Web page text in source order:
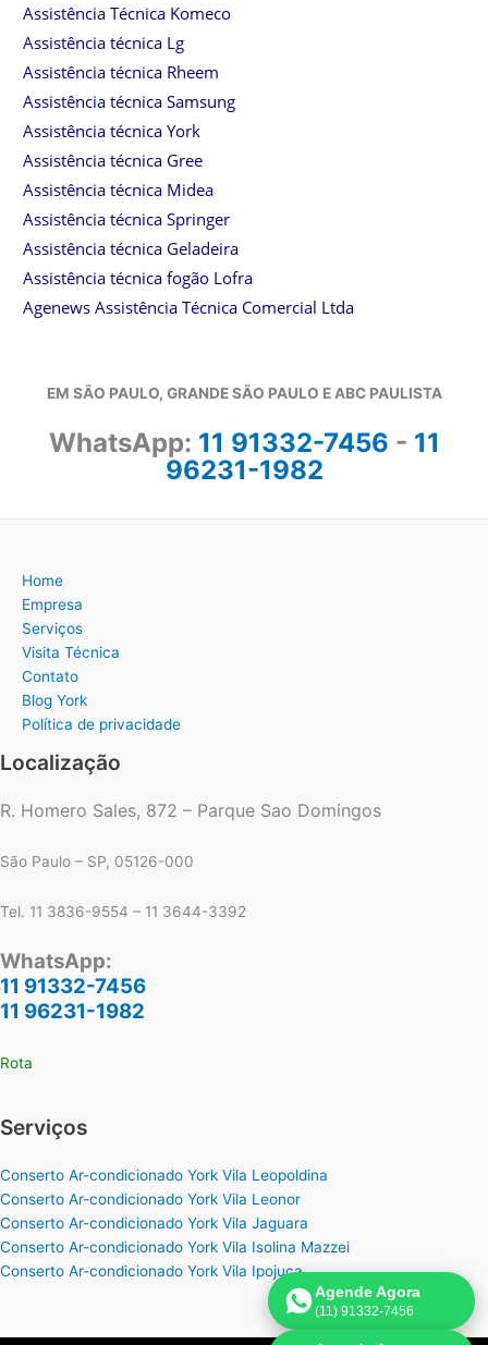
Assistência Técnica Komeco
Assistência técnica Lg
Assistência técnica Rheem
Assistência técnica Samsung
Assistência técnica York
Assistência técnica Gree
Assistência técnica Midea
Assistência técnica Springer
Assistência técnica Geladeira
Assistência técnica fogão Lofra
Agenews Assistência Técnica Comercial Ltda
EM SÃO PAULO, GRANDE SÃO PAULO E ABC PAULISTA
WhatsApp: 11 91332-7456 - 11
96231-1982
Home
Empresa
Serviços
Visita Técnica
Contato
Blog York
Política de privacidade
Localização
R. Homero Sales, 872 – Parque Sao Domingos
São Paulo – SP, 05126-000
Tel. 11 3836-9554 – 11 3644-3392
WhatsApp:
11 91332-7456
11 96231-1982
Rota
Serviços
Conserto Ar-condicionado York Vila Leopoldina
Conserto Ar-condicionado York Vila Leonor
Conserto Ar-condicionado York Vila Jaguara
Conserto Ar-condicionado York Vila Isolina Mazzei
Conserto Ar-condicionado York Vila Ipojuca
Agende Agora
(11) 91332-7456